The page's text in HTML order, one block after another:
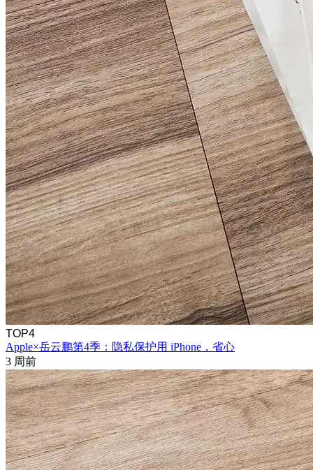
TOP4
Apple×岳云鹏第4季：隐私保护用 iPhone，省心
3 周前